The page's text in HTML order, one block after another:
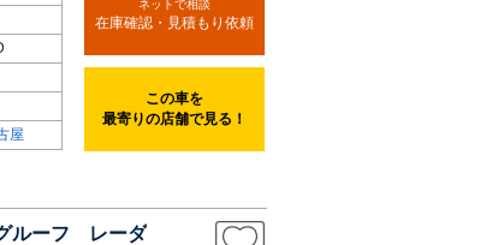
屋
ネットで相談
在庫確認・見積もり依頼
この車を
最寄りの店舗で見る！
ルーフ レーダ